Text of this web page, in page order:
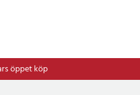
öppet köp